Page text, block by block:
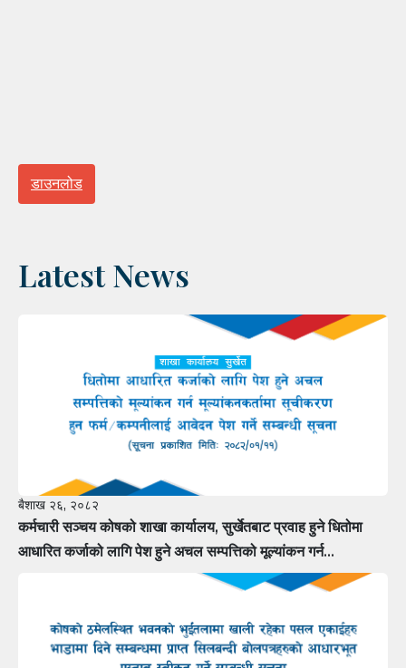
डाउनलोड
Latest News
बैशाख २६, २०८२
कर्मचारी सञ्चय कोषको शाखा कार्यालय, सुर्खेतबाट प्रवाह हुने धितोमा
आधारित कर्जाको लागि पेश हुने अचल सम्पत्तिको मूल्यांकन गर्न
मूल्यांकनकर्तामा सूचीकरण हुन फर्म÷कम्पनीलाई आवेदन पेश गर्ने सम्बन्धी